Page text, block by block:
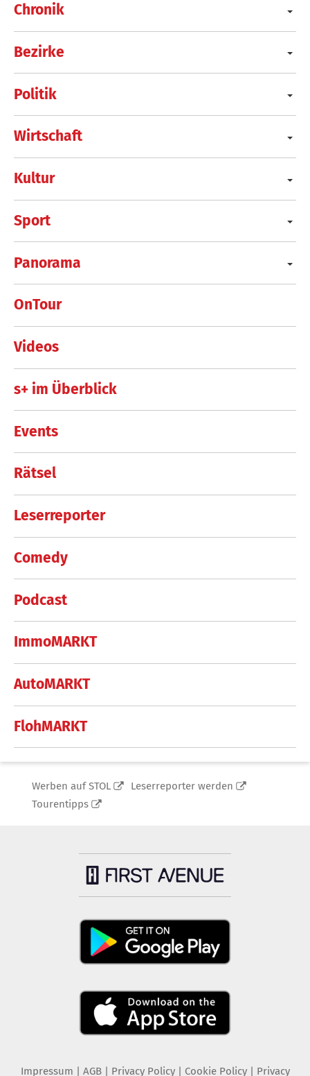
Chronik
Bezirke
Politik
Wirtschaft
Kultur
Sport
Panorama
OnTour
Videos
s+ im Überblick
Events
Rätsel
Leserreporter
Comedy
Podcast
ImmoMARKT
AutoMARKT
FlohMARKT
Werben auf STOL
Leserreporter werden
Tourentipps
Impressum AGB Privacy Policy| Cookie Policy| Privacy